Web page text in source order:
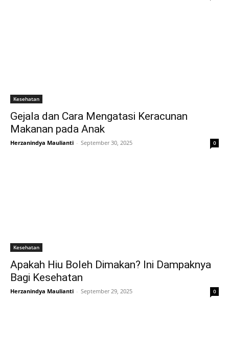
Kesehatan
Gejala dan Cara Mengatasi Keracunan
Makanan pada Anak
Herzanindya Maulianti - September 30, 2025 0
Kesehatan
Apakah Hiu Boleh Dimakan? Ini Dampaknya
Bagi Kesehatan
Herzanindya Maulianti - September 29, 2025 0